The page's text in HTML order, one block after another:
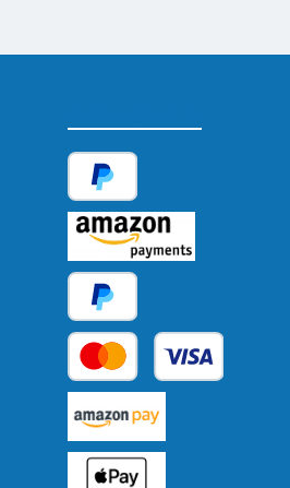
PayPal
Amazon Pay
Später Bezahlen
Kredit- oder Debitkarte
Benutzerdefiniertes Bild 1